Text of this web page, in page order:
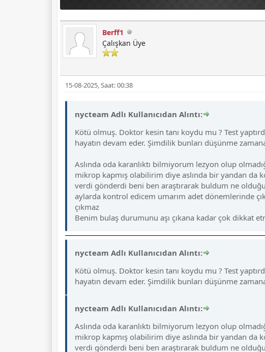
Berff1
Çalışkan Üye
15-08-2025, Saat: 00:38
nycteam Adlı Kullanıcıdan Alıntı:
Kötü olmuş. Doktor kesin tanı koydu mu ? Test
hayatın devam eder. Şimdilik bunları düşünme
Aslında oda karanlıktı bilmiyorum lezyon olup
mikrop kapmış olabilirim diye aslında bir yandan
verdi gönderdi beni ben araştırarak buldum ne
aylarda kontrol edicem umarım adet dönemlerinde
çıkmaz
Benim bulaş durumunu aşı çıkana kadar çok dikkat
nycteam Adlı Kullanıcıdan Alıntı:
Kötü olmuş. Doktor kesin tanı koydu mu ? Test
hayatın devam eder. Şimdilik bunları düşünme
nycteam Adlı Kullanıcıdan Alıntı:
Aslında oda karanlıktı bilmiyorum lezyon olup
mikrop kapmış olabilirim diye aslında bir yandan
verdi gönderdi beni ben araştırarak buldum ne